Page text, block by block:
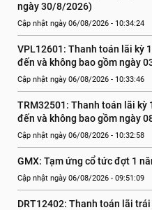
ngày 30/8/2026)
Cập nhật ngày 06/08/2026 - 10:34:24
VPL12601: Thanh toán lãi kỳ
đến và không bao gồm ngày
Cập nhật ngày 06/08/2026 - 10:33:46
TRM32501: Thanh toán lãi
đến và không bao gồm ngày
Cập nhật ngày 06/08/2026 - 10:32:58
GMX: Tạm ứng cổ tức đợt 1
Cập nhật ngày 06/08/2026 - 09:51:09
DRT12402: Thanh toán lãi